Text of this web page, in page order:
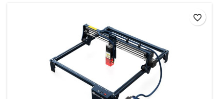
favorite_border